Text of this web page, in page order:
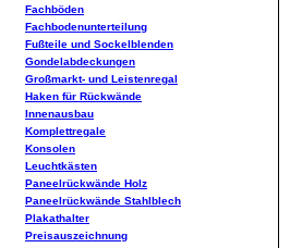
Fachböden
Fachbodenunterteilung
Fußteile und Sockelblenden
Gondelabdeckungen
Großmarkt- und Leistenregal
Haken für Rückwände
Innenausbau
Komplettregale
Konsolen
Leuchtkästen
Paneelrückwände Holz
Paneelrückwände Stahlblech
Plakathalter
Preisauszeichnung